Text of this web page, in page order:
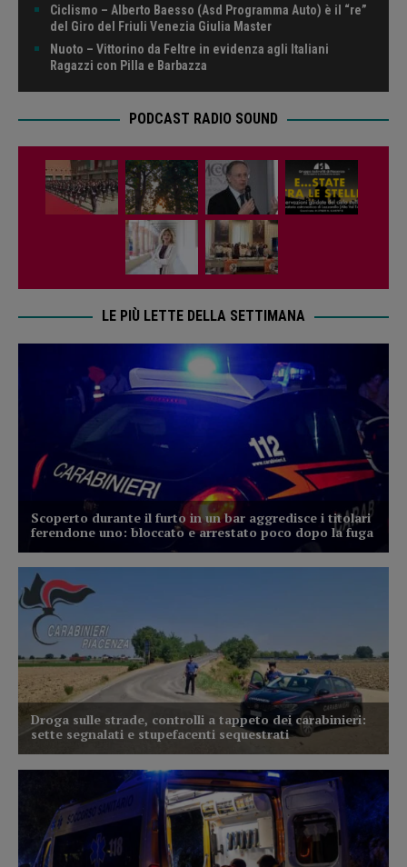
Ciclismo – Alberto Baesso (Asd Programma Auto) è il “re”
del Giro del Friuli Venezia Giulia Master
Nuoto – Vittorino da Feltre in evidenza agli Italiani
Ragazzi con Pilla e Barbazza
PODCAST RADIO SOUND
LE PIÙ LETTE DELLA SETTIMANA